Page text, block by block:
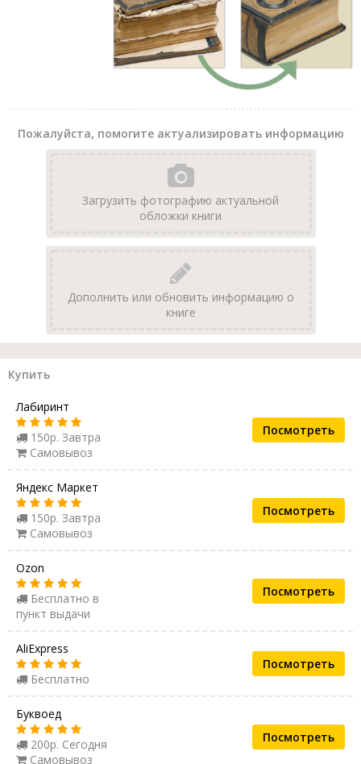
Пожалуйста, помогите актуализировать информацию
Загрузить фотографию актуальной
обложки книги
Дополнить или обновить информацию о
книге
Купить
Лабиринт
150р. Завтра
Самовывоз
Посмотреть
Яндекс Маркет
150р. Завтра
Самовывоз
Посмотреть
Ozon
Бесплатно в
пункт выдачи
Посмотреть
AliExpress
Бесплатно
Посмотреть
Буквоед
200р. Сегодня
Самовывоз
Посмотреть